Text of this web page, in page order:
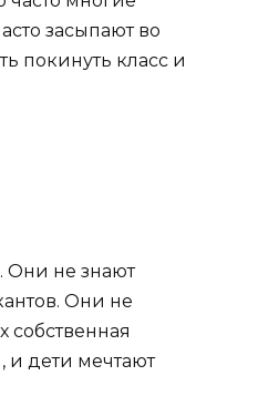
засыпают во
покинуть класс и
Они не знают
Они не
собственная
и дети мечтают